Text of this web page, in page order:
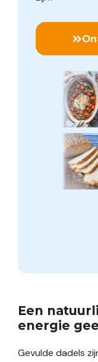
Een
energie
Gevulde dadels